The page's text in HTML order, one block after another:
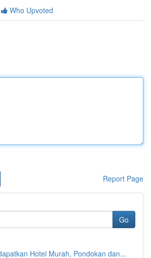
Who Upvoted
Report Page
Go
Hotel Murah, Pondokan dan...